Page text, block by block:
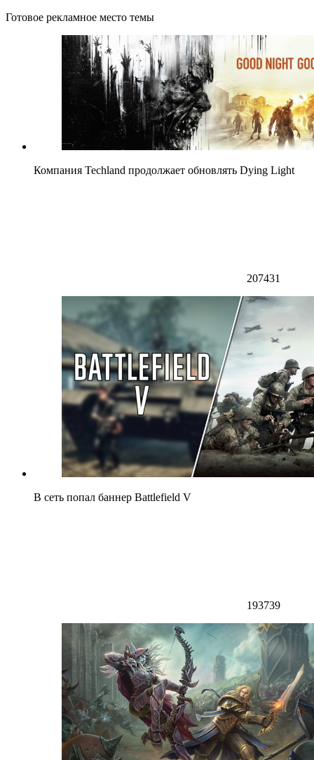
Готовое рекламное место темы
Компания Techland продолжает обновлять Dying Light
207431
В сеть попал баннер Battlefield V
193739